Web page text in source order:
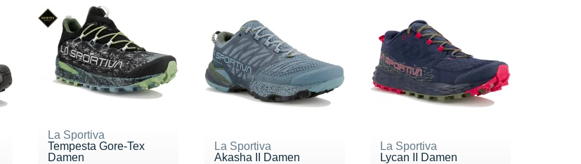
La Sportiva
Tempesta Gore-Tex
Damen
La Sportiva
Akasha II Damen
La Sportiva
Lycan II Damen